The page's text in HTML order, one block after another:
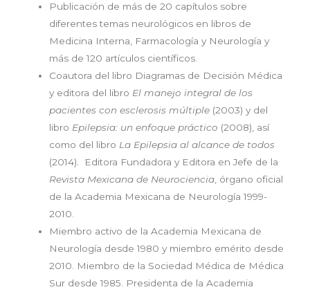
Publicación de más de 20 capítulos sobre
diferentes temas neurológicos en libros de
Medicina Interna, Farmacología y Neurología y
más de 120 artículos científicos.
Coautora del libro Diagramas de Decisión Médica
y editora del libro El manejo integral de los
pacientes con esclerosis múltiple (2003) y del
libro Epilepsia: un enfoque práctico (2008), así
como del libro La Epilepsia al alcance de todos
(2014). Editora Fundadora y Editora en Jefe de la
Revista Mexicana de Neurociencia , órgano oficial
de la Academia Mexicana de Neurología 1999-
2010.
Miembro activo de la Academia Mexicana de
Neurología desde 1980 y miembro emérito desde
2010. Miembro de la Sociedad Médica de Médica
Sur desde 1985. Presidenta de la Academia